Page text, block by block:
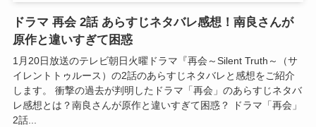
ドラマ 再会 2話 あらすじネタバレ感想！南良さんが
原作と違いすぎて困惑
1月20日放送のテレビ朝日火曜ドラマ『再会～Silent Truth～（サ
イレントトゥルース）の2話のあらすじネタバレと感想をご紹介
します。 衝撃の過去が判明したドラマ「再会」のあらすじネタバ
レ感想とは？南良さんが原作と違いすぎて困惑？ ドラマ「再会」
2話...